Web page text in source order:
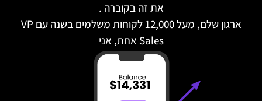
את זה בקוברה .
ארגון שלם, מעל 12,000 לקוחות משלמים בשנה עם VP
Sales אחת, אני